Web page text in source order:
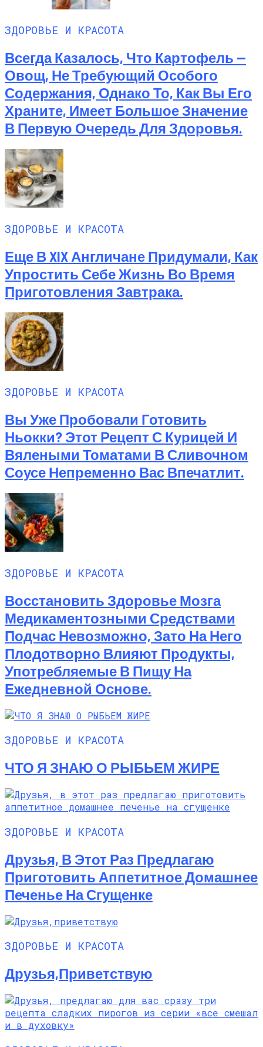
ЗДОРОВЬЕ И КРАСОТА
Всегда Казалось, Что Картофель —
Овощ, Не Требующий Особого
Содержания, Однако То, Как Вы Его
Храните, Имеет Большое Значение
В Первую Очередь Для Здоровья.
ЗДОРОВЬЕ И КРАСОТА
Еще В XIX Англичане Придумали, Как
Упростить Себе Жизнь Во Время
Приготовления Завтрака.
ЗДОРОВЬЕ И КРАСОТА
Вы Уже Пробовали Готовить
Ньокки? Этот Рецепт С Курицей И
Вялеными Томатами В Сливочном
Соусе Непременно Вас Впечатлит.
ЗДОРОВЬЕ И КРАСОТА
Восстановить Здоровье Мозга
Медикаментозными Средствами
Подчас Невозможно, Зато На Него
Плодотворно Влияют Продукты,
Употребляемые В Пищу На
Ежедневной Основе.
ЗДОРОВЬЕ И КРАСОТА
ЧТО Я ЗНАЮ О РЫБЬЕМ ЖИРЕ
ЗДОРОВЬЕ И КРАСОТА
Друзья, В Этот Раз Предлагаю
Приготовить Аппетитное Домашнее
Печенье На Сгущенке
ЗДОРОВЬЕ И КРАСОТА
Друзья,приветствую